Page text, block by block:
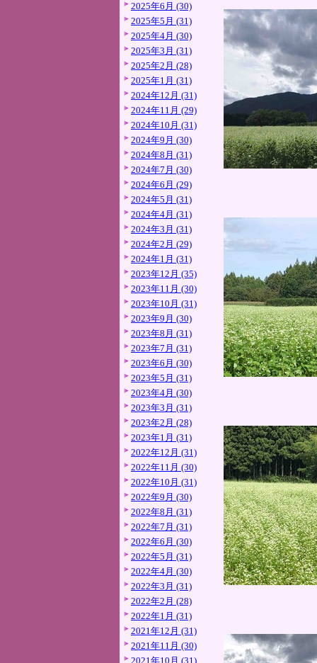
2025年6月 (30)
2025年5月 (31)
2025年4月 (30)
2025年3月 (31)
2025年2月 (28)
2025年1月 (31)
2024年12月 (31)
2024年11月 (29)
2024年10月 (31)
2024年9月 (30)
2024年8月 (31)
2024年7月 (30)
2024年6月 (29)
2024年5月 (31)
2024年4月 (31)
2024年3月 (31)
2024年2月 (29)
2024年1月 (31)
2023年12月 (35)
2023年11月 (30)
2023年10月 (31)
2023年9月 (30)
2023年8月 (31)
2023年7月 (31)
2023年6月 (30)
2023年5月 (31)
2023年4月 (30)
2023年3月 (31)
2023年2月 (28)
2023年1月 (31)
2022年12月 (31)
2022年11月 (30)
2022年10月 (31)
2022年9月 (30)
2022年8月 (31)
2022年7月 (31)
2022年6月 (30)
2022年5月 (31)
2022年4月 (30)
2022年3月 (31)
2022年2月 (28)
2022年1月 (31)
2021年12月 (31)
2021年11月 (30)
2021年10月 (31)